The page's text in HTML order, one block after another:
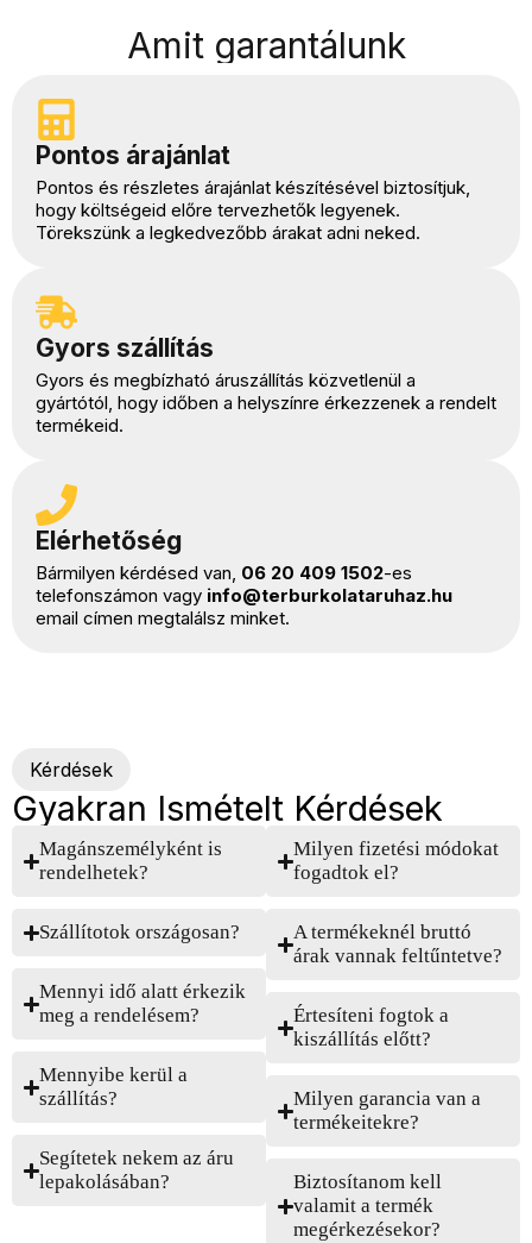
Amit garantálunk
Pontos árajánlat
Pontos és részletes árajánlat készítésével biztosítjuk,
hogy költségeid előre tervezhetők legyenek.
Törekszünk a legkedvezőbb árakat adni neked.
Gyors szállítás
Gyors és megbízható áruszállítás közvetlenül a
gyártótól, hogy időben a helyszínre érkezzenek a rendelt
termékeid.
Elérhetőség
Bármilyen kérdésed van, 06 20 409 1502-es
telefonszámon vagy info@terburkolataruhaz.hu
email címen megtalálsz minket.
Kérdések
Gyakran Ismételt Kérdések
Magánszemélyként is
rendelhetek?
Szállítotok országosan?
Mennyi idő alatt érkezik
meg a rendelésem?
Mennyibe kerül a
szállítás?
Segítetek nekem az áru
lepakolásában?
Milyen fizetési módokat
fogadtok el?
A termékeknél bruttó
árak vannak feltűntetve?
Értesíteni fogtok a
kiszállítás előtt?
Milyen garancia van a
termékeitekre?
Biztosítanom kell
valamit a termék
megérkezésekor?